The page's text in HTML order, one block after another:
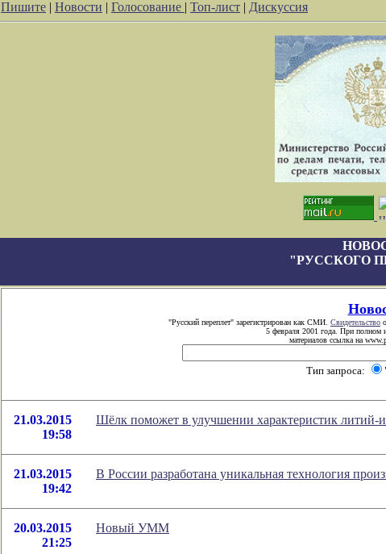
Пишите | Новости | Голосование | Топ-лист | Дискуссия
"РУССКОГО
"Русский переплет" зарегистрирован как СМИ. Свидетельство
5 февраля 2001 года. При полном
материалов ссылка на
Тип запроса:
21.03.2015
19:58
Шёлк поможет в улучшении характеристик литий-
21.03.2015
19:42
В России разработана уникальная технология
20.03.2015
21:25
Новый УММ